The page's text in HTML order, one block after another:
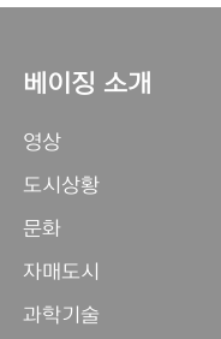
베이징 소개
영상
도시상황
문화
자매도시
과학기술